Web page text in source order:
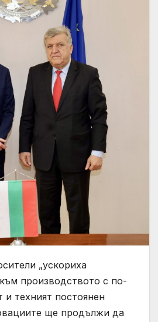
„ускориха
производството с по-
и техният постоянен
ще продължи да